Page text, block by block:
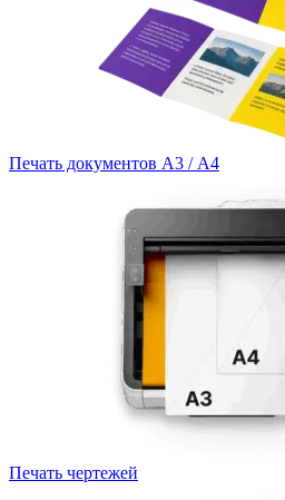
Печать документов А3 / А4
Печать чертежей